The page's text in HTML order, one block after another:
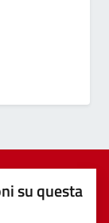
su questa